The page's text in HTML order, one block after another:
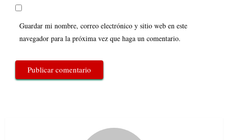
Guardar mi nombre, correo electrónico y sitio web en este
navegador para la próxima vez que haga un comentario.